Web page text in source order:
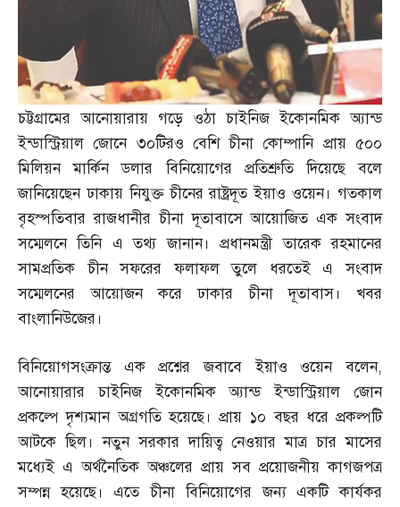
চট্টগ্রামের আনোয়ারায় গড়ে ওঠা চাইনিজ ইকোনমিক অ্যান্ড
ইন্ডাস্ট্রিয়াল জোনে ৩০টিরও বেশি চীনা কোম্পানি প্রায় ৫০০
মিলিয়ন মার্কিন ডলার বিনিয়োগের প্রতিশ্রুতি দিয়েছে বলে
জানিয়েছেন ঢাকায় নিযুক্ত চীনের রাষ্ট্রদূত ইয়াও ওয়েন। গতকাল
বৃহস্পতিবার রাজধানীর চীনা দূতাবাসে আয়োজিত এক সংবাদ
সম্মেলনে তিনি এ তথ্য জানান। প্রধানমন্ত্রী তারেক রহমানের
সামপ্রতিক চীন সফরের ফলাফল তুলে ধরতেই এ সংবাদ
সম্মেলনের আয়োজন করে ঢাকার চীনা দূতাবাস। খবর
বাংলানিউজের।
বিনিয়োগসংক্রান্ত এক প্রশ্নের জবাবে ইয়াও ওয়েন বলেন,
আনোয়ারার চাইনিজ ইকোনমিক অ্যান্ড ইন্ডাস্ট্রিয়াল জোন
প্রকল্পে দৃশ্যমান অগ্রগতি হয়েছে। প্রায় ১০ বছর ধরে প্রকল্পটি
আটকে ছিল। নতুন সরকার দায়িত্ব নেওয়ার মাত্র চার মাসের
মধ্যেই এ অর্থনৈতিক অঞ্চলের প্রায় সব প্রয়োজনীয় কাগজপত্র
সম্পন্ন হয়েছে। এতে চীনা বিনিয়োগের জন্য একটি কার্যকর